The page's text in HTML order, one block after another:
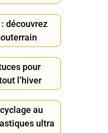
découvrez
pour
l’hiver
au
ultra